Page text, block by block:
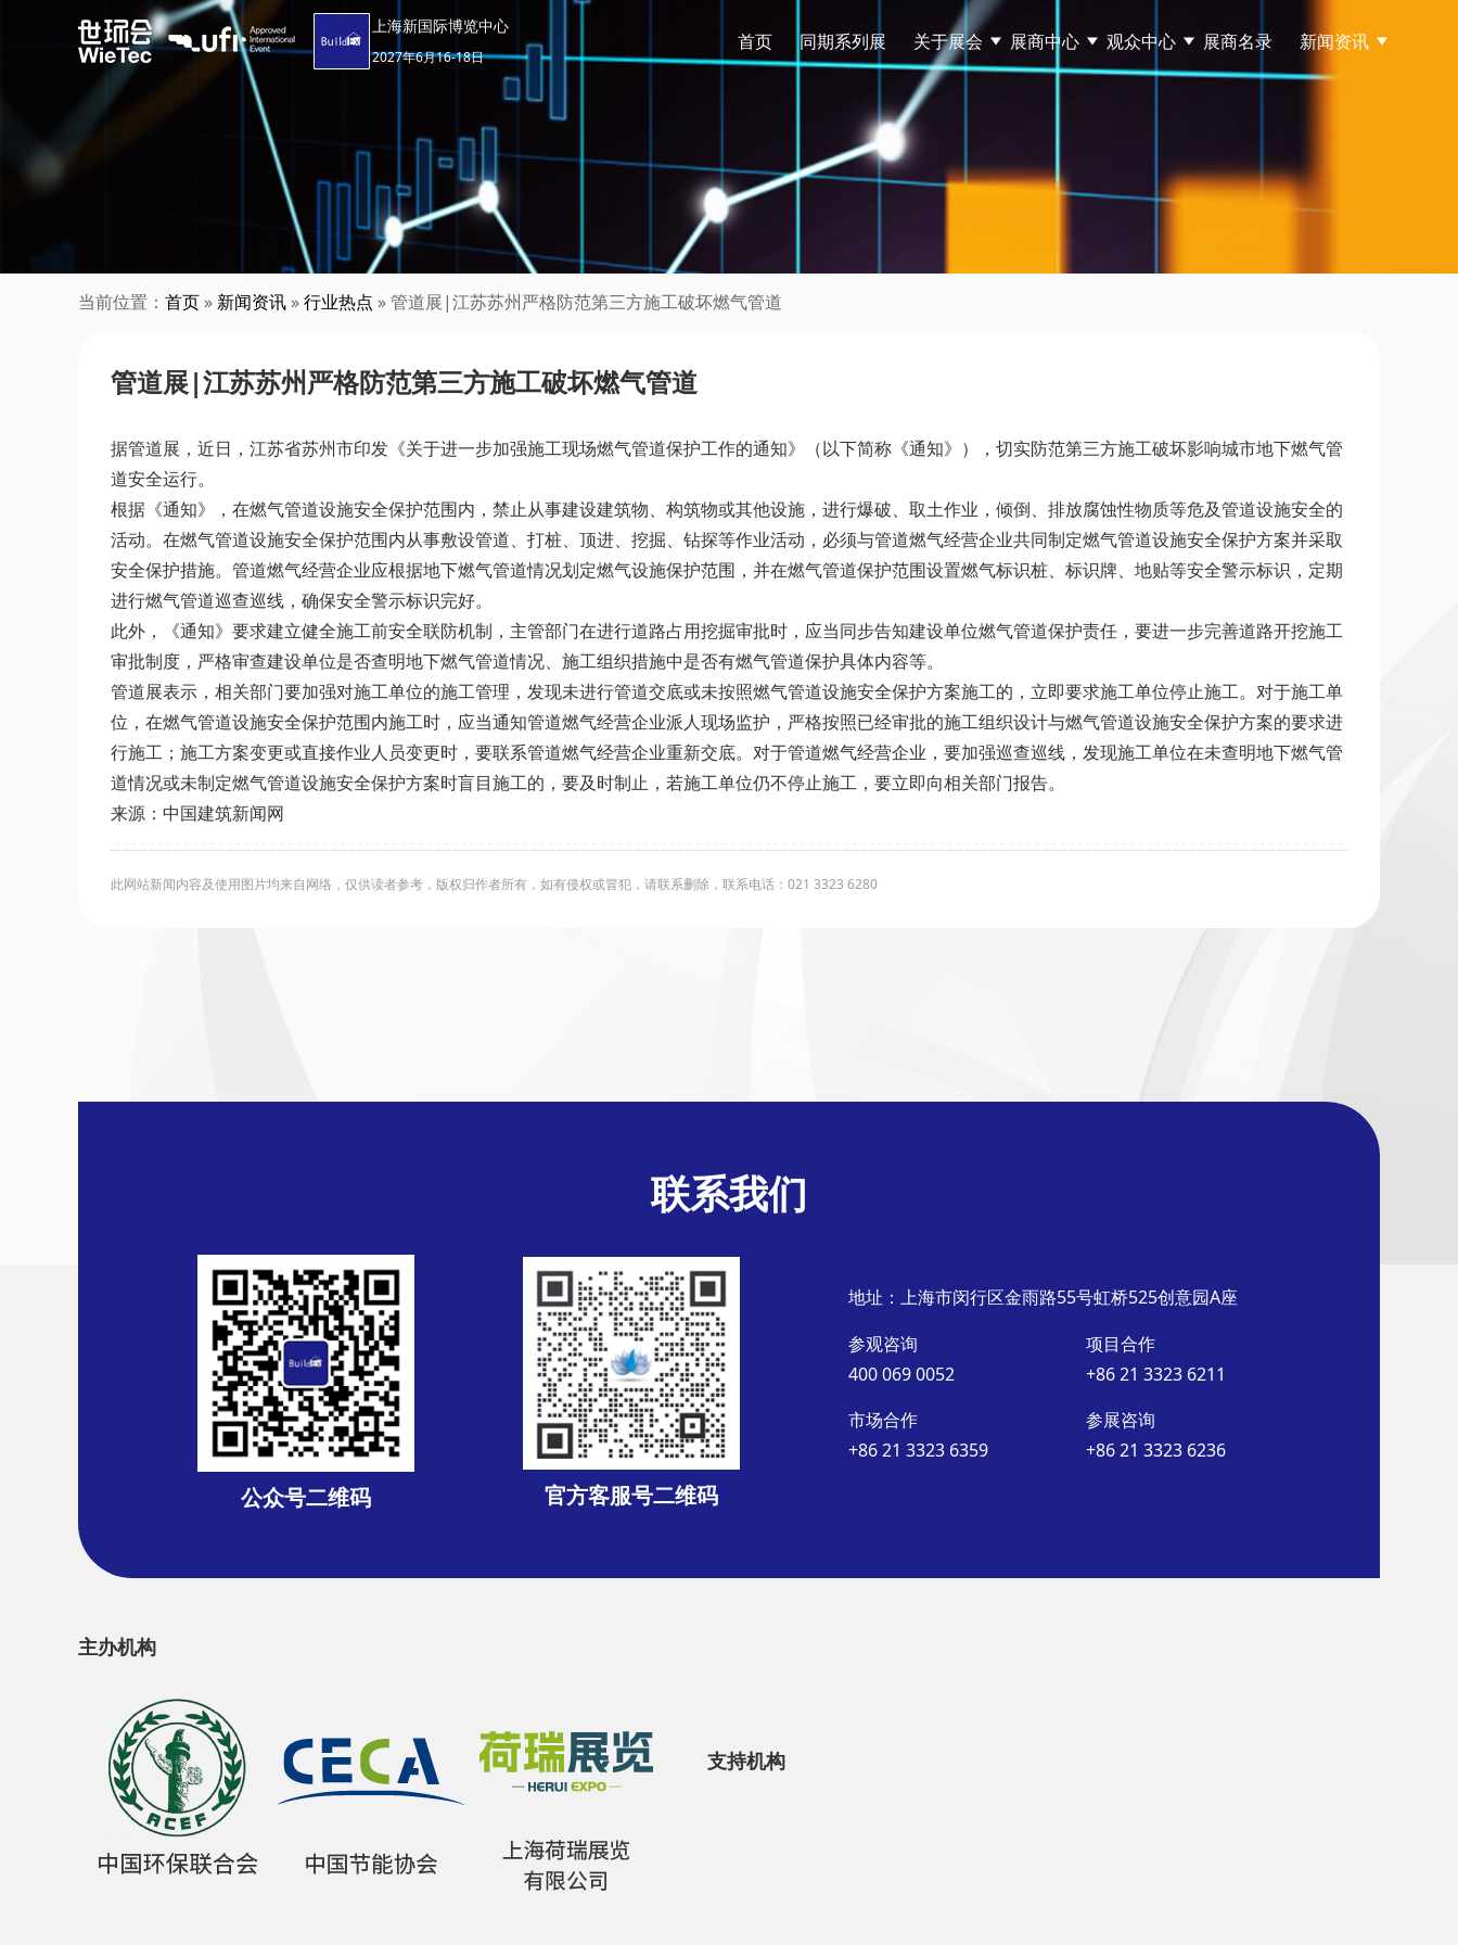
上海新国际博览中心
2027年6月16-18日
首页 同期系列展 关于展会 展商中心 观众中心 展商名录 新闻资讯
当前位置： 首页 » 新闻资讯 »行业热点 » 管道展|江苏苏州严格防范第三方施工破坏燃气管道
管道展|江苏苏州严格防范第三方施工破坏燃气管道
据管道展，近日，江苏省苏州市印发《关于进一步加强施工现场燃气管道保护工作的通知》（以下简称《通知》），切实防范第三方施工破坏影响城市地下燃气管
道安全运行。
根据《通知》，在燃气管道设施安全保护范围内，禁止从事建设建筑物、构筑物或其他设施，进行爆破、取土作业，倾倒、排放腐蚀性物质等危及管道设施安全的
活动。在燃气管道设施安全保护范围内从事敷设管道、打桩、顶进、挖掘、钻探等作业活动，必须与管道燃气经营企业共同制定燃气管道设施安全保护方案并采取
安全保护措施。管道燃气经营企业应根据地下燃气管道情况划定燃气设施保护范围，并在燃气管道保护范围设置燃气标识桩、标识牌、地贴等安全警示标识，定期
进行燃气管道巡查巡线，确保安全警示标识完好。
此外，《通知》要求建立健全施工前安全联防机制，主管部门在进行道路占用挖掘审批时，应当同步告知建设单位燃气管道保护责任，要进一步完善道路开挖施工
审批制度，严格审查建设单位是否查明地下燃气管道情况、施工组织措施中是否有燃气管道保护具体内容等。
管道展表示，相关部门要加强对施工单位的施工管理，发现未进行管道交底或未按照燃气管道设施安全保护方案施工的，立即要求施工单位停止施工。对于施工单
位，在燃气管道设施安全保护范围内施工时，应当通知管道燃气经营企业派人现场监护，严格按照已经审批的施工组织设计与燃气管道设施安全保护方案的要求进
行施工；施工方案变更或直接作业人员变更时，要联系管道燃气经营企业重新交底。对于管道燃气经营企业，要加强巡查巡线，发现施工单位在未查明地下燃气管
道情况或未制定燃气管道设施安全保护方案时盲目施工的，要及时制止，若施工单位仍不停止施工，要立即向相关部门报告。
来源：中国建筑新闻网
此网站新闻内容及使用图片均来自网络，仅供读者参考，版权归作者所有，如有侵权或冒犯，请联系删除，联系电话：021 3323 6280
联系我们
公众号二维码 官方客服号二维码
地址：上海市闵行区金雨路55号虹桥525创意园A座
参观咨询
400 069 0052
项目合作
+86 21 3323 6211
市场合作
+86 21 3323 6359
参展咨询
+86 21 3323 6236
主办机构
支持机构